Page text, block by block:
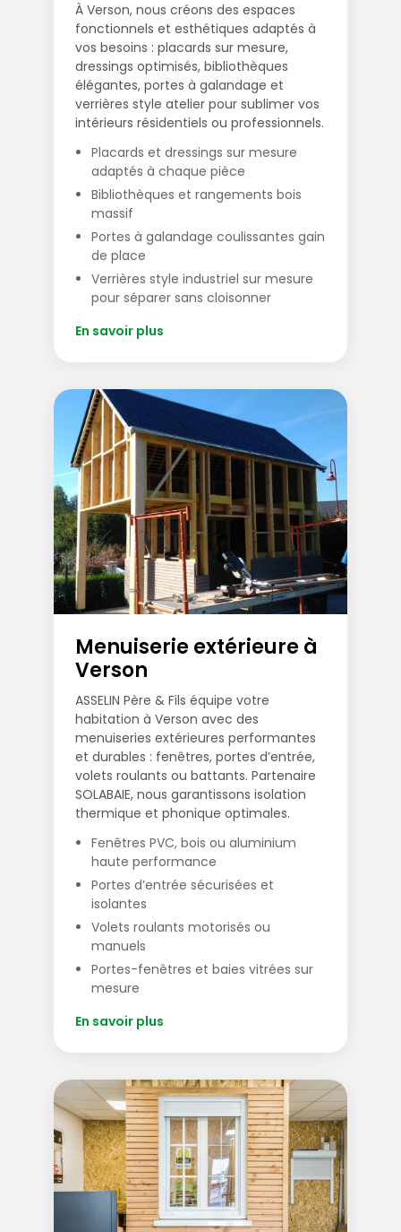
À Verson, nous créons des espaces
fonctionnels et esthétiques adaptés à
vos besoins : placards sur mesure,
dressings optimisés, bibliothèques
élégantes, portes à galandage et
verrières style atelier pour sublimer vos
intérieurs résidentiels ou professionnels.
Placards et dressings sur mesure
adaptés à chaque pièce
Bibliothèques et rangements bois
massif
Portes à galandage coulissantes gain
de place
Verrières style industriel sur mesure
pour séparer sans cloisonner
En savoir plus
Menuiserie extérieure à
Verson
ASSELIN Père & Fils équipe votre
habitation à Verson avec des
menuiseries extérieures performantes
et durables : fenêtres, portes d’entrée,
volets roulants ou battants. Partenaire
SOLABAIE, nous garantissons isolation
thermique et phonique optimales.
Fenêtres PVC, bois ou aluminium
haute performance
Portes d’entrée sécurisées et
isolantes
Volets roulants motorisés ou
manuels
Portes-fenêtres et baies vitrées sur
mesure
En savoir plus